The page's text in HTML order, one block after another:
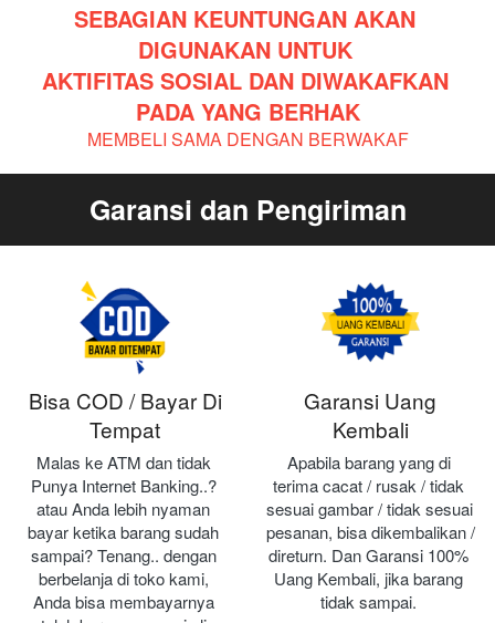
SEBAGIAN KEUNTUNGAN AKAN
DIGUNAKAN UNTUK
AKTIFITAS SOSIAL DAN DIWAKAFKAN
PADA YANG BERHAK
MEMBELI SAMA DENGAN BERWAKAF
Garansi dan Pengiriman
Bisa COD / Bayar Di
Tempat
Malas ke ATM dan tidak
Punya Internet Banking..?
atau Anda lebih nyaman
bayar ketika barang sudah
sampai? Tenang.. dengan
berbelanja di toko kami,
Anda bisa membayarnya
Garansi Uang
Kembali
Apabila barang yang di
terima cacat / rusak / tidak
sesuai gambar / tidak sesuai
pesanan, bisa dikembalikan /
direturn. Dan Garansi 100%
Uang Kembali, jika barang
tidak sampai.